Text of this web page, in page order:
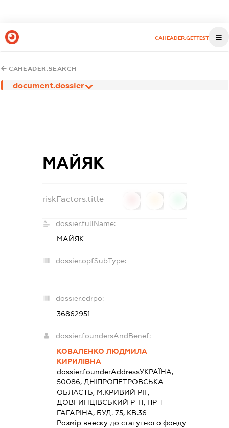
CAHEADER.GETTEST
CAHEADER.SEARCH
document.dossier
МАЙЯК
riskFactors.title
dossier.fullName:
МАЙЯК
dossier.opfSubType:
-
dossier.edrpo:
36862951
dossier.foundersAndBenef:
КОВАЛЕНКО ЛЮДМИЛА
КИРИЛІВНА
dossier.founderAddressУКРАЇНА,
50086, ДНIПРОПЕТРОВСЬКА
ОБЛАСТЬ, М.КРИВИЙ РІГ,
ДОВГИНЦІВСЬКИЙ Р-Н, ПР-Т
ГАГАРІНА, БУД. 75, КВ.36
Розмір внеску до статутного фонду